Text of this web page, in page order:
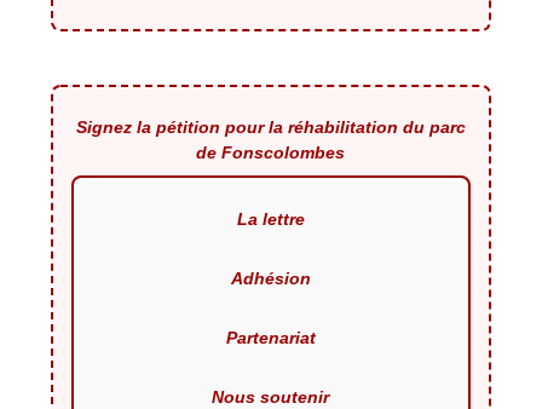
Signez la pétition pour la réhabilitation du parc
de Fonscolombes
La lettre
Adhésion
Partenariat
Nous soutenir